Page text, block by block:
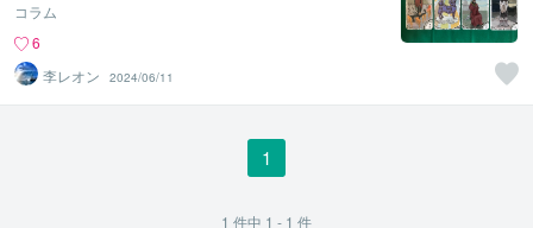
コラム
6
李レオン
2024/06/11
1
1 件中 1 - 1 件